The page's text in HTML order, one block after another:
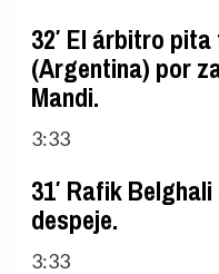
32′ El árbitro
(Argentina) por
Mandi.
3:33
31′ Rafik
despeje.
3:33